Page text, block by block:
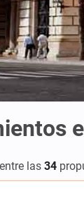
las 34